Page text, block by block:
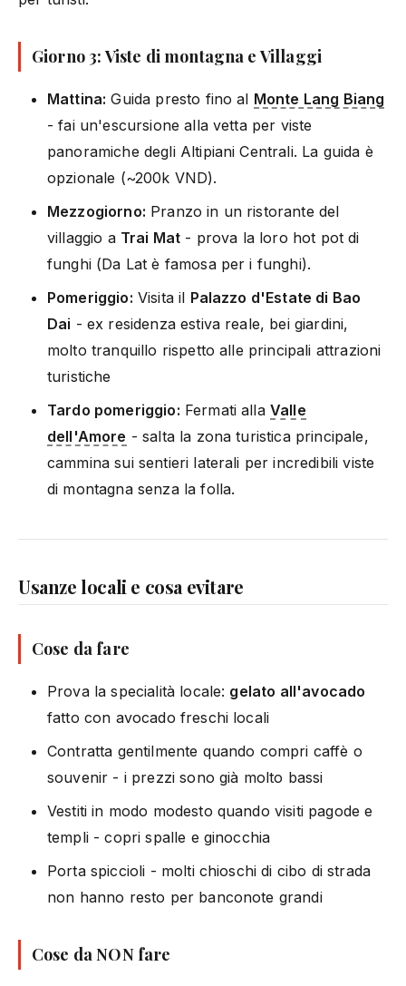
Giorno 3: Viste di montagna e Villaggi
Mattina: Guida presto fino al Monte Lang Biang
- fai un'escursione alla vetta per viste
panoramiche degli Altipiani Centrali. La guida è
opzionale (~200k VND).
Mezzogiorno: Pranzo in un ristorante del
villaggio a Trai Mat - prova la loro hot pot di
funghi (Da Lat è famosa per i funghi).
Pomeriggio: Visita il Palazzo d'Estate di Bao
Dai - ex residenza estiva reale, bei giardini,
molto tranquillo rispetto alle principali attrazioni
turistiche
Tardo pomeriggio: Fermati alla Valle
dell'Amore - salta la zona turistica principale,
cammina sui sentieri laterali per incredibili viste
di montagna senza la folla.
Usanze locali e cosa evitare
Cose da fare
Prova la specialità locale: gelato all'avocado
fatto con avocado freschi locali
Contratta gentilmente quando compri caffè o
souvenir - i prezzi sono già molto bassi
Vestiti in modo modesto quando visiti pagode e
templi - copri spalle e ginocchia
Porta spiccioli - molti chioschi di cibo di strada
non hanno resto per banconote grandi
Cose da NON fare